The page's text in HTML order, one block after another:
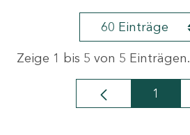
60 Einträge
Zeige 1 bis 5 von 5 Einträgen.
Seite
1